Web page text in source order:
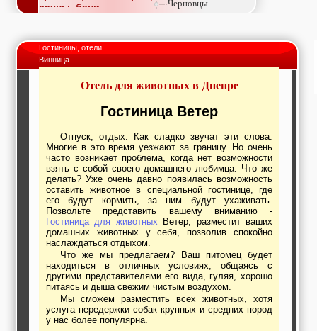
сауны, бани
продажа, съем
Окна, стекло,
витражи, входные
светопразрачные
Образование и наука,
тренинги, семинары,
повышение
квалификации
Промышленное
оборудование:
заводы, предприятия,
фабрики, легкая
промышленность,
металлургия
Развлечения и
активный отдых:
спортклубы, фитнес,
бильярд, боулинг,
кино, спорттовары,
экстим
Строительство и
ремонт: проектные
работы,
Черновцы
Гостиницы, отели
Винница
Отель для животных в Днепре
Гостиница Ветер
Отпуск, отдых. Как сладко звучат эти слова.
Многие в это время уезжают за границу. Но очень
часто возникает проблема, когда нет возможности
взять с собой своего домашнего любимца. Что же
делать? Уже очень давно появилась возможность
оставить животное в специальной гостинице, где
его будут кормить, за ним будут ухаживать.
Позвольте представить вашему вниманию -
Гостиница для животных Ветер, разместит ваших
домашних животных у себя, позволив спокойно
наслаждаться отдыхом.
Что же мы предлагаем? Ваш питомец будет
находиться в отличных условиях, общаясь с
другими представителями его вида, гуляя, хорошо
питаясь и дыша свежим чистым воздухом.
Мы сможем разместить всех животных, хотя
услуга передержки собак крупных и средних пород
у нас более популярна.